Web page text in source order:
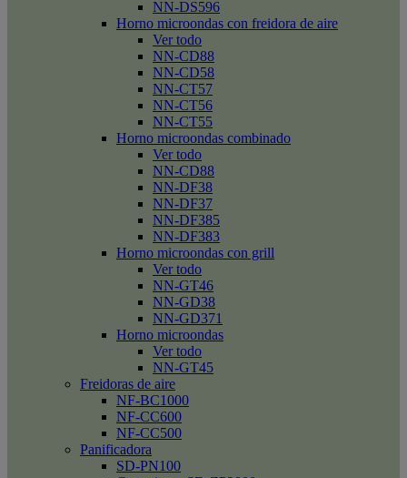
NN-DS596
Horno microondas con freidora de aire
Ver todo
NN-CD88
NN-CD58
NN-CT57
NN-CT56
NN-CT55
Horno microondas combinado
Ver todo
NN-CD88
NN-DF38
NN-DF37
NN-DF385
NN-DF383
Horno microondas con grill
Ver todo
NN-GT46
NN-GD38
NN-GD371
Horno microondas
Ver todo
NN-GT45
Freidoras de aire
NF-BC1000
NF-CC600
NF-CC500
Panificadora
SD-PN100